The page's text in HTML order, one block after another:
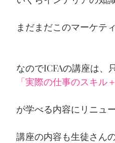
まだまだこのマーケテ
なのでICFAの講座は、
「実際の仕事のスキル
が学べる内容にリニュ
講座の内容も生徒さん